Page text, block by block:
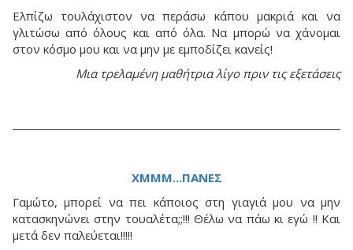
Ελπίζω τουλάχιστον να περάσω κάπου μακριά και να
γλιτώσω από όλους και από όλα. Να μπορώ να χάνομαι
στον κόσμο μου και να μην με εμποδίζει κανείς!
Μια τρελαμένη μαθήτρια λίγο πριν τις εξετάσεις
ΧΜΜΜ...ΠΑΝΕΣ
Γαμώτο, μπορεί να πει κάποιος στη γιαγιά μου να μην
κατασκηνώνει στην τουαλέτα;;!!! Θέλω να πάω κι εγώ !! Και
μετά δεν παλεύεται!!!!!